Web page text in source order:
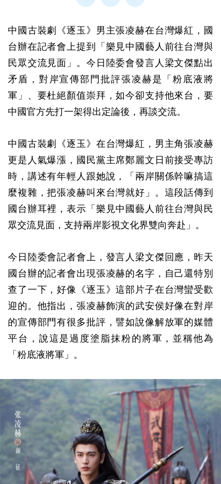
中國古裝劇《逐玉》男主張凌赫在台灣爆紅，國
台辦在記者會上提到「樂見中國藝人前往台灣與
民眾交流見面」。今日陸委會發言人梁文傑點出
矛盾，對岸宣傳部門批評張凌赫是「粉底液將
軍」、要杜絕顏值崇拜，如今卻支持他來台，要
中國官方先打一架得出定論後，再談交流。
中國古裝劇《逐玉》在台灣爆紅，男主角張凌赫
更是人氣爆漲，國民黨主席鄭麗文日前接受專訪
時，講述有年輕人跟她說，「兩岸關係幹嘛搞這
麼複雜，把張凌赫叫來台灣就好」。這段話傳到
國台辦耳裡，表示「樂見中國藝人前往台灣與民
眾交流見面，支持兩岸影視文化界雙向奔赴」。
今日陸委會記者會上，發言人梁文傑回應，昨天
國台辦的記者會出現張凌赫的名字，自己還特別
查了一下，好像《逐玉》這部片子在台灣蠻受歡
迎的。他指出，張凌赫飾演的武安侯好像在對岸
的宣傳部門有很多批評，譬如說像解放軍的媒體
平台，說這是過度塗脂抹粉的將軍，並稱他為
「粉底液將軍」。